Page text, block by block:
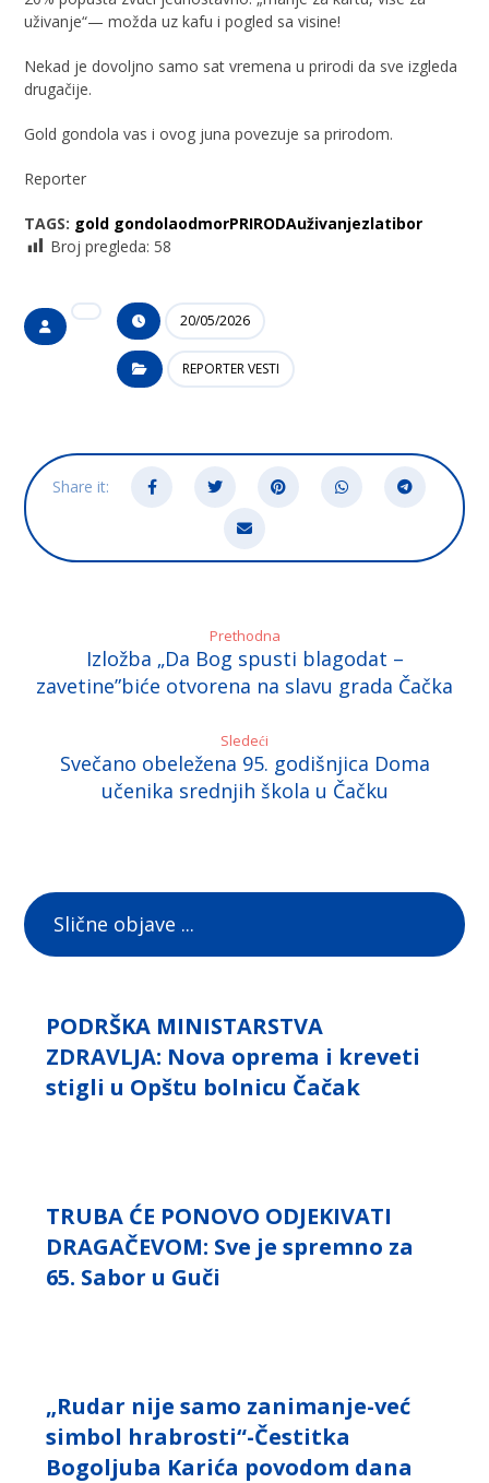
uživanje“— možda uz kafu i pogled sa visine!
Nekad je dovoljno samo sat vremena u prirodi da sve izgleda
drugačije.
Gold gondola vas i ovog juna povezuje sa prirodom.
Reporter
TAGS: gold gondolaodmorPRIRODAuživanjezlatibor
Broj pregleda: 58
20/05/2026
REPORTER VESTI
Prethodna
Izložba „Da Bog spusti blagodat –
zavetine”biće otvorena na slavu grada Čačka
Sledeći
Svečano obeležena 95. godišnjica Doma
učenika srednjih škola u Čačku
Slične objave ...
PODRŠKA MINISTARSTVA
ZDRAVLJA: Nova oprema i kreveti
stigli u Opštu bolnicu Čačak
TRUBA ĆE PONOVO ODJEKIVATI
DRAGAČEVOM: Sve je spremno za
65. Sabor u Guči
„Rudar nije samo zanimanje-već
simbol hrabrosti“-Čestitka
Bogoljuba Karića povodom dana